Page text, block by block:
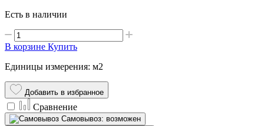
Есть в наличии
В корзине Купить
Единицы измерения: м2
Добавить в избранное
Сравнение
Самовывоз: возможен